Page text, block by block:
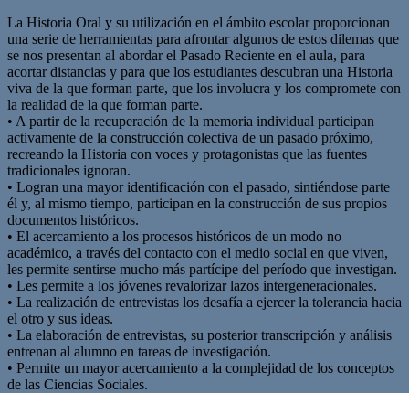
La Historia Oral y su utilización en el ámbito escolar proporcionan
una serie de herramientas para afrontar algunos de estos dilemas que
se nos presentan al abordar el Pasado Reciente en el aula, para
acortar distancias y para que los estudiantes descubran una Historia
viva de la que forman parte, que los involucra y los compromete con
la realidad de la que forman parte.
• A partir de la recuperación de la memoria individual participan
activamente de la construcción colectiva de un pasado próximo,
recreando la Historia con voces y protagonistas que las fuentes
tradicionales ignoran.
• Logran una mayor identificación con el pasado, sintiéndose parte
él y, al mismo tiempo, participan en la construcción de sus propios
documentos históricos.
• El acercamiento a los procesos históricos de un modo no
académico, a través del contacto con el medio social en que viven,
les permite sentirse mucho más partícipe del período que investigan.
• Les permite a los jóvenes revalorizar lazos intergeneracionales.
• La realización de entrevistas los desafía a ejercer la tolerancia hacia
el otro y sus ideas.
• La elaboración de entrevistas, su posterior transcripción y análisis
entrenan al alumno en tareas de investigación.
• Permite un mayor acercamiento a la complejidad de los conceptos
de las Ciencias Sociales.